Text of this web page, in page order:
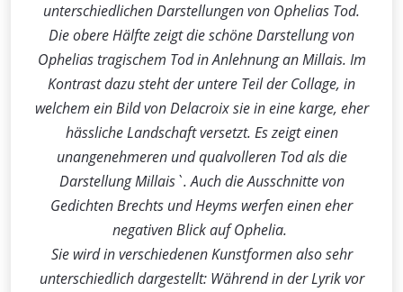
unterschiedlichen Darstellungen von Ophelias Tod.
Die obere Hälfte zeigt die schöne Darstellung von
Ophelias tragischem Tod in Anlehnung an Millais. Im
Kontrast dazu steht der untere Teil der Collage, in
welchem ein Bild von Delacroix sie in eine karge, eher
hässliche Landschaft versetzt. Es zeigt einen
unangenehmeren und qualvolleren Tod als die
Darstellung Millais`. Auch die Ausschnitte von
Gedichten Brechts und Heyms werfen einen eher
negativen Blick auf Ophelia.
Sie wird in verschiedenen Kunstformen also sehr
unterschiedlich dargestellt: Während in der Lyrik vor